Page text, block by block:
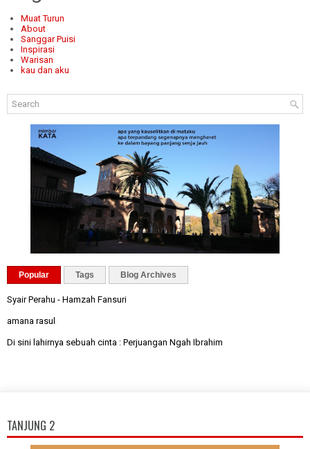
Muat Turun
About
Sanggar Puisi
Inspirasi
Warisan
kau dan aku
Popular Tags Blog Archives
Syair Perahu - Hamzah Fansuri
amana rasul
Di sini lahirnya sebuah cinta : Perjuangan Ngah Ibrahim
TANJUNG 2